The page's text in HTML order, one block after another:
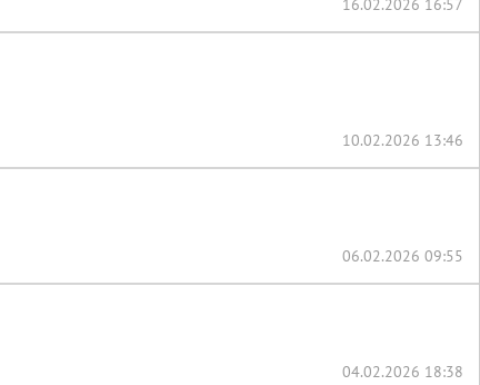
16.02.2026 16:57
10.02.2026 13:46
06.02.2026 09:55
04.02.2026 18:38